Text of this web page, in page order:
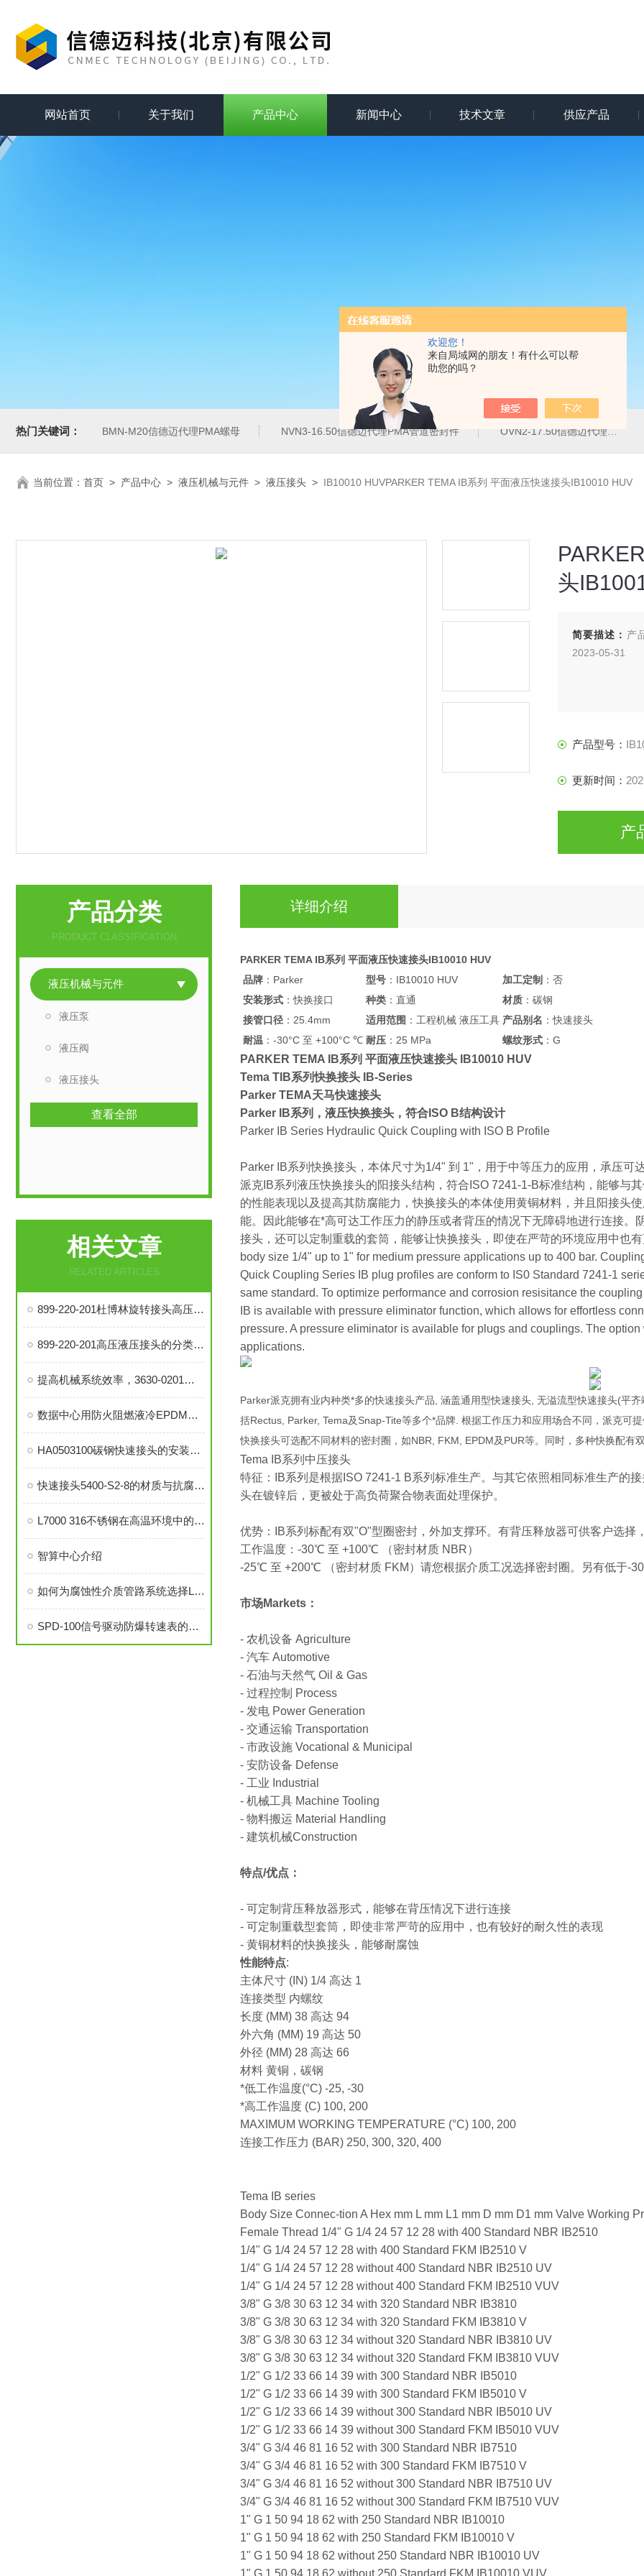
欢迎您！
来自局域网的朋友！有什么可以帮
助您的吗？
网站首页 关于我们 产品中心 新闻中心 技术文章 供应产品
热门关键词： BMN-M20信德迈代理PMA螺母 NVN3-16.50信德迈代理PMA管道密封件 OVN2-17.50信德迈代理PMA导管夹
当前位置： 首页 > 产品中心 > 液压机械与元件 > 液压接头 > IB10010 HUVPARKER TEMA IB系列 平面液压快速接头IB10010 HUV
头
简要描述： 产
2023-05-31
产品型号：
更新时间：
产
产品分类
PRODUCT CLASSIFICATION
液压机械与元件
液压泵
液压阀
液压接头
查看全部
相关文章
RELATED ARTICLES
899-220-201杜博林旋转接头高压液压接头的安装、调试与维护技巧
899-220-201高压液压接头的分类和注意事项
提高机械系统效率，3630-0201旋转接头的优势分析
数据中心用防火阻燃液冷EPDM橡胶软管-UL94 V0认证
HA0503100碳钢快速接头的安装与维护指南
快速接头5400-S2-8的材质与抗腐蚀性探讨
L7000 316不锈钢在高温环境中的应用与性能分析
智算中心介绍
如何为腐蚀性介质管路系统选择L7000 316不锈钢部件？
SPD-100信号驱动防爆转速表的安装与调试步骤详解
详细介绍
PARKER TEMA IB系列 平面液压快速接头IB10010 HUV
品牌 ：Parker 型号 ：IB10010 HUV 加工定制 ：否
安装形式 ：快换接口 种类 ：直通 材质 ：碳钢
接管口径 ：25.4mm 适用范围 ：工程机械 液压工具 产品别名 ：快速接头
耐温 ：-30°C 至 +100°C ℃ 耐压 ：25 MPa 螺纹形式 ：G
PARKER TEMA IB系列 平面液压快速接头 IB10010 HUV
Tema TIB系列快换接头 IB-Series
Parker TEMA天马快速接头
Parker IB系列，液压快换接头，符合ISO B结构设计
Parker IB Series Hydraulic Quick Coupling with ISO B Profile
Parker IB系列快换接头，本体尺寸为1/4" 到 1"，用于中等压力的应用，承压可
派克IB系列液压快换接头的阳接头结构，符合ISO 7241-1-B标准结构，能够与
的性能表现以及提高其防腐能力，快换接头的本体使用黄铜材料，并且阳接头
能。因此能够在*高可达工作压力的静压或者背压的情况下无障碍地进行连接
接头，还可以定制重载的套筒，能够让快换接头，即使在严苛的环境应用中也
body size 1/4" up to 1" for medium pressure applications up to 400 bar.
Quick Coupling Series IB plug profiles are conform to IS0 Standard 7241-1
same standard. To optimize performance and corrosion resisitance the
IB is available with pressure eliminator function, which allows for effortless
pressure. A pressure eliminator is available for plugs and couplings. The
applications.
Parker派克拥有业内种类*多的快速接头产品, 涵盖通用型快速接头, 无溢流型快速接头(平
括Rectus, Parker, Tema及Snap-Tite等多个*品牌. 根据工作压力和应用场合不同，派克可
快换接头可选配不同材料的密封圈，如NBR, FKM, EPDM及PUR等。同时，多种快换配有
Tema IB系列中压接头
特征：IB系列是根据ISO 7241-1 B系列标准生产。与其它依照相同标准生产的
头在镀锌后，更被处于高负荷聚合物表面处理保护。
优势：IB系列标配有双"O"型圈密封，外加支撑环。有背压释放器可供客户选择
工作温度：-30℃ 至 +100℃ （密封材质 NBR）
-25℃ 至 +200℃ （密封材质 FKM）请您根据介质工况选择密封圈。另有低于-
市场Markets：
- 农机设备 Agriculture
- 汽车 Automotive
- 石油与天然气 Oil & Gas
- 过程控制 Process
- 发电 Power Generation
- 交通运输 Transportation
- 市政设施 Vocational & Municipal
- 安防设备 Defense
- 工业 Industrial
- 机械工具 Machine Tooling
- 物料搬运 Material Handling
- 建筑机械Construction
特点/优点：
- 可定制背压释放器形式，能够在背压情况下进行连接
- 可定制重载型套筒，即使非常严苛的应用中，也有较好的耐久性的表现
- 黄铜材料的快换接头，能够耐腐蚀
性能特点:
主体尺寸 (IN) 1/4 高达 1
连接类型 内螺纹
长度 (MM) 38 高达 94
外六角 (MM) 19 高达 50
外径 (MM) 28 高达 66
材料 黄铜，碳钢
*低工作温度(°C) -25, -30
*高工作温度 (C) 100, 200
MAXIMUM WORKING TEMPERATURE (°C) 100, 200
连接工作压力 (BAR) 250, 300, 320, 400
Tema IB series
Body Size Connec-tion A Hex mm L mm L1 mm D mm D1 mm Valve Working
Female Thread 1/4" G 1/4 24 57 12 28 with 400 Standard NBR IB2510
1/4" G 1/4 24 57 12 28 with 400 Standard FKM IB2510 V
1/4" G 1/4 24 57 12 28 without 400 Standard NBR IB2510 UV
1/4" G 1/4 24 57 12 28 without 400 Standard FKM IB2510 VUV
3/8" G 3/8 30 63 12 34 with 320 Standard NBR IB3810
3/8" G 3/8 30 63 12 34 with 320 Standard FKM IB3810 V
3/8" G 3/8 30 63 12 34 without 320 Standard NBR IB3810 UV
3/8" G 3/8 30 63 12 34 without 320 Standard FKM IB3810 VUV
1/2" G 1/2 33 66 14 39 with 300 Standard NBR IB5010
1/2" G 1/2 33 66 14 39 with 300 Standard FKM IB5010 V
1/2" G 1/2 33 66 14 39 without 300 Standard NBR IB5010 UV
1/2" G 1/2 33 66 14 39 without 300 Standard FKM IB5010 VUV
3/4" G 3/4 46 81 16 52 with 300 Standard NBR IB7510
3/4" G 3/4 46 81 16 52 with 300 Standard FKM IB7510 V
3/4" G 3/4 46 81 16 52 without 300 Standard NBR IB7510 UV
3/4" G 3/4 46 81 16 52 without 300 Standard FKM IB7510 VUV
1" G 1 50 94 18 62 with 250 Standard NBR IB10010
1" G 1 50 94 18 62 with 250 Standard FKM IB10010 V
1" G 1 50 94 18 62 without 250 Standard NBR IB10010 UV
1" G 1 50 94 18 62 without 250 Standard FKM IB10010 VUV